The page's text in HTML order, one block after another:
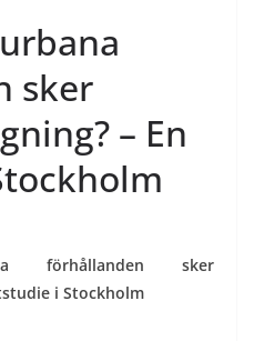
sker
– En
förhållanden sker
i Stockholm